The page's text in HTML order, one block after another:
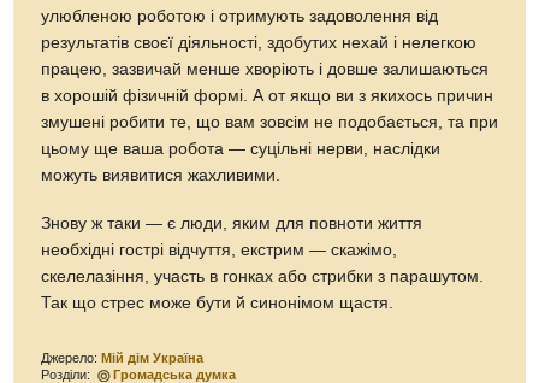
улюбленою роботою і отримують задоволення від
результатів своєї діяльності, здобутих нехай і нелегкою
працею, зазвичай менше хворіють і довше залишаються
в хорошій фізичній формі. А от якщо ви з якихось причин
змушені робити те, що вам зовсім не подобається, та при
цьому ще ваша робота — суцільні нерви, наслідки
можуть виявитися жахливими.
Знову ж таки — є люди, яким для повноти життя
необхідні гострі відчуття, екстрим — скажімо,
скелелазіння, участь в гонках або стрибки з парашутом.
Так що стрес може бути й синонімом щастя.
Джерело:Мій дім Україна
Розділи:
Громадська думка